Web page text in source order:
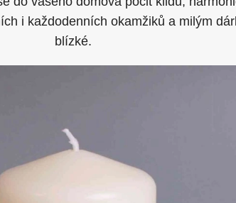
i každodenních okamžiků a milým
blízké.